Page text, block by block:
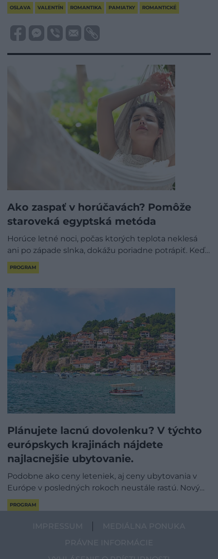
OSLAVA VALENTÍN ROMANTIKA PAMIATKY ROMANTICKÉ
Ako zaspať v horúčavách? Pomôže
staroveká egyptská metóda
Horúce letné noci, počas ktorých teplota neklesá
ani po západe slnka, dokážu poriadne potrápiť. Keď…
PROGRAM
Plánujete lacnú dovolenku? V týchto
európskych krajinách nájdete
najlacnejšie ubytovanie.
Podobne ako ceny leteniek, aj ceny ubytovania v
Európe v posledných rokoch neustále rastú. Nový…
PROGRAM